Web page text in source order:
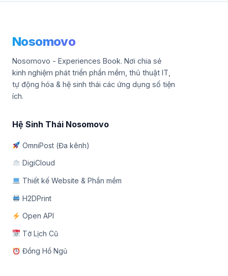
Nosomovo
Nosomovo - Experiences Book. Nơi chia sẻ
kinh nghiệm phát triển phần mềm, thủ thuật IT,
tự động hóa & hệ sinh thái các ứng dụng số tiện
ích.
Hệ Sinh Thái Nosomovo
OmniPost (Đa kênh)
DigiCloud
Thiết kế Website & Phần mềm
H2DPrint
Open API
Tờ Lịch Cũ
Đồng Hồ Ngủ